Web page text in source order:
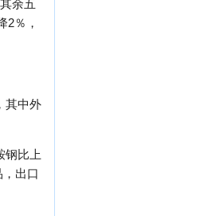
余五
2％，
其中外
钢比上
出口